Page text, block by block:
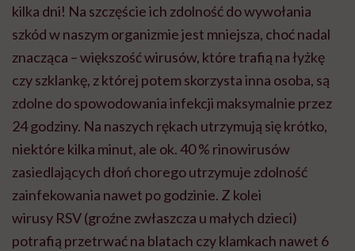
kilka dni! Na szczęście ich zdolność do wywołania
szkód w naszym organizmie jest mniejsza, choć nadal
znacząca – większość wirusów, które trafią na łyżkę
czy szklankę, z której potem skorzysta inna osoba, są
zdolne do spowodowania infekcji maksymalnie przez
24 godziny. Na naszych rękach utrzymują się krótko,
niektóre kilka minut, ale ok. 40 % rinowirusów
zasiedlających dłoń chorego utrzymuje zdolność
zainfekowania nawet po godzinie. Z kolei
wirusy RSV (groźne zwłaszcza u małych dzieci)
potrafią przetrwać na blatach czy klamkach nawet 6